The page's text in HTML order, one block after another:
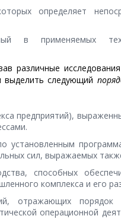
определяет
в применяемых
различные
выделить следующий
предприятий),
установленным
сил, выражаемых
способных
комплекса и его
отражающих порядок
операционной